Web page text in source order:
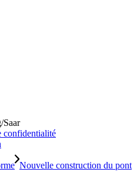
confidentialité
Nouvelle construction du pont